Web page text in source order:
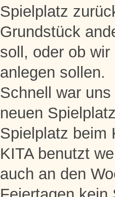
Spielplatz
Grundstück
soll, oder ob
anlegen sollen.
Schnell war
neuen
Spielplatz beim
KITA benutzt
auch an den